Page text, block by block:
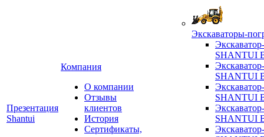
Презентация
Shantui
Компания
О компании
Отзывы
клиентов
История
Сертификаты,
Экскаваторы-
SHANTUI
SHANTUI
SHANTUI
SHANTUI